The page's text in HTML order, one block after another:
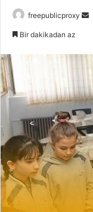
freepublicproxy
Bir
Bir dakikadan az